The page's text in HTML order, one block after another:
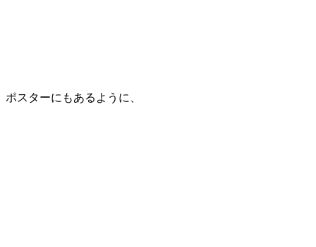
ポスターにもあるように、